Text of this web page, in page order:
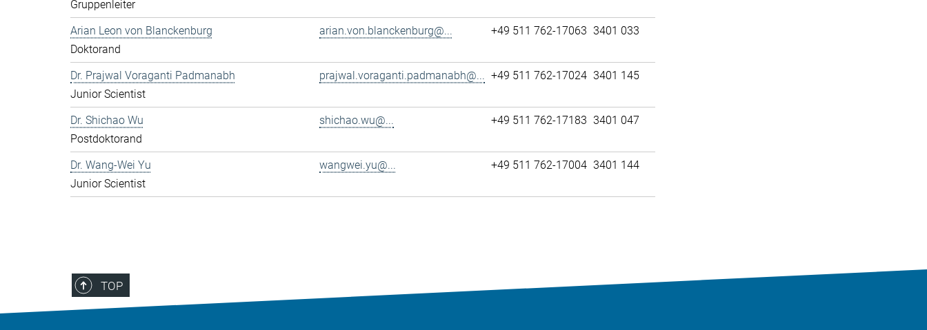
Gruppenleiter
Arian Leon von Blanckenburg
Doktorand
arian.von.blanckenburg@... +49 511 762-17063 3401 033
Dr. Prajwal Voraganti Padmanabh
Junior Scientist
prajwal.voraganti.padmanabh@... +49 511 762-17024 3401 145
Dr. Shichao Wu
Postdoktorand
shichao.wu@... +49 511 762-17183 3401 047
Dr. Wang-Wei Yu
Junior Scientist
wangwei.yu@... +49 511 762-17004 3401 144
TOP